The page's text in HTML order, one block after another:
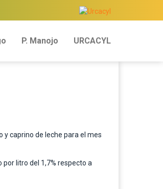
P. Manojo URCACYL
y caprino de leche para el mes
litro del 1,7% respecto a